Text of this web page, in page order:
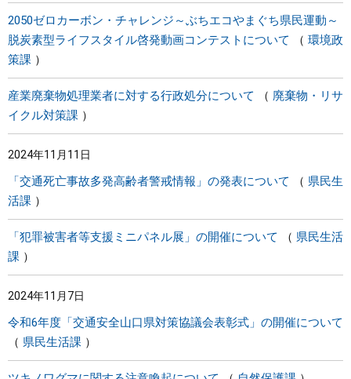
2050ゼロカーボン・チャレンジ～ぶちエコやまぐち県民運動～
脱炭素型ライフスタイル啓発動画コンテストについて
環境政
策課
産業廃棄物処理業者に対する行政処分について
廃棄物・リサ
イクル対策課
2024年11月11日
「交通死亡事故多発高齢者警戒情報」の発表について
県民生
活課
「犯罪被害者等支援ミニパネル展」の開催について
県民生活
課
2024年11月7日
令和6年度「交通安全山口県対策協議会表彰式」の開催について
県民生活課